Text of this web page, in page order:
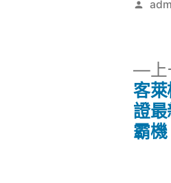
作
客
證
霸機